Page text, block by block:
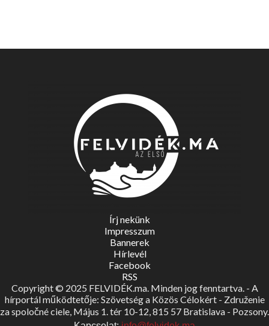
Írj nekünk
Impresszum
Bannerek
Hírlevél
Facebook
RSS
Copyright © 2025 FELVIDÉK.ma. Minden jog fenntartva. - A
hírportál működtetője: Szövetség a Közös Célokért - Združenie
za spoločné ciele, Május 1. tér 10-12, 815 57 Bratislava - Pozsony.